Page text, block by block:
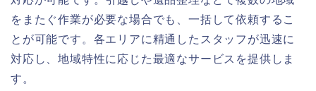
をまたぐ作業が必要な場合でも、一括して依頼するこ
とが可能です。各エリアに精通したスタッフが迅速に
対応し、地域特性に応じた最適なサービスを提供しま
す。